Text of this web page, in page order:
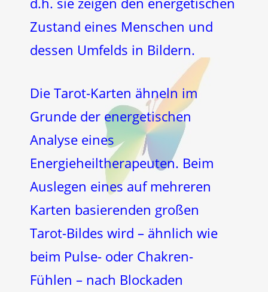
Zustand eines Menschen und
dessen Umfelds in Bildern.
Die Tarot-Karten ähneln im
Grunde der energetischen
Analyse eines
Energieheiltherapeuten. Beim
Auslegen eines auf mehreren
Karten basierenden großen
Tarot-Bildes wird – ähnlich wie
beim Pulse- oder Chakren-
Fühlen – nach Blockaden